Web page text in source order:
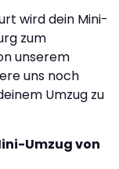
wird dein Mini-
zum
unserem
uns noch
Umzug zu
Umzug von